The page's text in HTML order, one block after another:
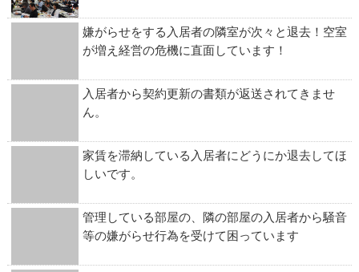
嫌がらせをする入居者の隣室が次々と退去！空室
が増え経営の危機に直面しています！
入居者から契約更新の書類が返送されてきませ
ん。
家賃を滞納している入居者にどうにか退去してほ
しいです。
管理している部屋の、隣の部屋の入居者から騒音
等の嫌がらせ行為を受けて困っています